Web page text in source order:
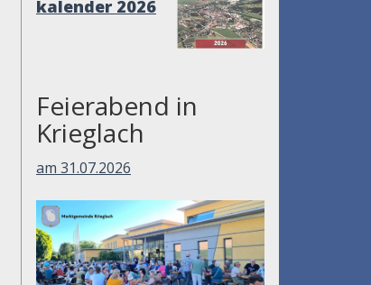
kalender 2026
Feierabend in
Krieglach
am 31.07.2026